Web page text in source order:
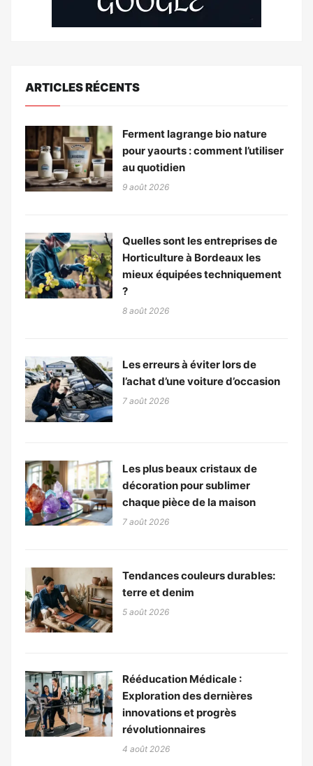
ARTICLES RÉCENTS
Ferment lagrange bio nature
pour yaourts : comment l’utiliser
au quotidien
9 août 2026
Quelles sont les entreprises de
Horticulture à Bordeaux les
mieux équipées techniquement
?
8 août 2026
Les erreurs à éviter lors de
l’achat d’une voiture d’occasion
7 août 2026
Les plus beaux cristaux de
décoration pour sublimer
chaque pièce de la maison
7 août 2026
Tendances couleurs durables:
terre et denim
5 août 2026
Rééducation Médicale :
Exploration des dernières
innovations et progrès
révolutionnaires
4 août 2026